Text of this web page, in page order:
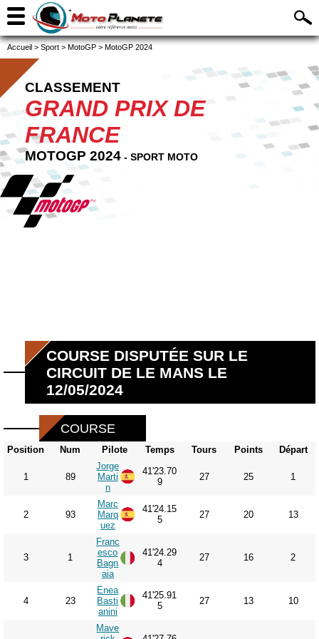
Accueil > Sport > MotoGP > MotoGP 2024
CLASSEMENT
GRAND PRIX DE
FRANCE
MOTOGP 2024 - SPORT MOTO
COURSE DISPUTÉE SUR LE
CIRCUIT DE LE MANS LE
12/05/2024
COURSE
Position Num Pilote Temps Tours Points Départ
1 89
Jorge
Marti
n
41'23.70
9
27 25 1
2 93
Marc
Marq
uez
41'24.15
5
27 20 13
3 1
Franc
esco
Bagn
aia
41'24.29
4
27 16 2
4 23
Enea
Basti
anini
41'25.91
5
27 13 10
Mave